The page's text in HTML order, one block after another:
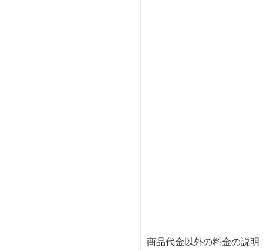
商品代金以外の料金の説明